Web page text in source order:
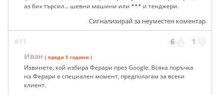
аз бих търсил... шевни машини или *** и тенджери.
Сигнализирай за неуместен коментар
#11 6 1
Иван ( преди 5 години )
Извинете, кой избира Ферари през Google. Всяка поръчка
на Ферари е специален момент, предполагам за всеки
клиент.